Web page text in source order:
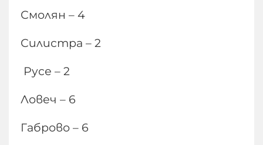
Смолян – 4
Силистра – 2
Русе – 2
Ловеч – 6
Габрово – 6